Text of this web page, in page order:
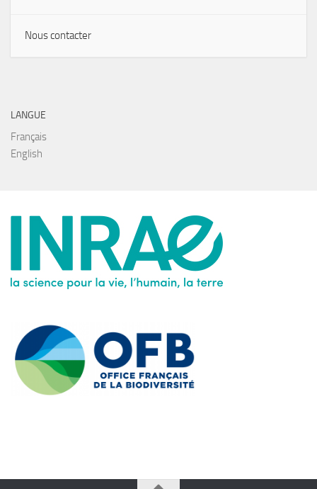
Nous contacter
LANGUE
Français
English